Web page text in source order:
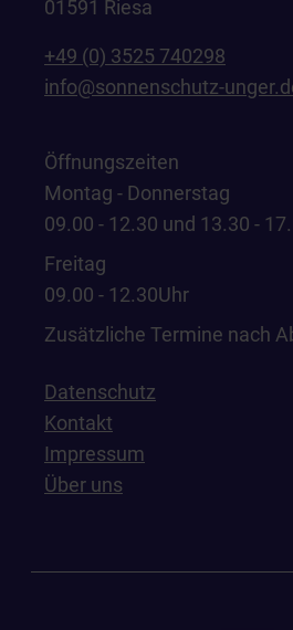
01591 Riesa
+49 (0) 3525 740298
info@sonnenschutz-
Öffnungszeiten
Montag - Donnerstag
09.00 - 12.30 und 13.30 -
Freitag
09.00 - 12.30Uhr
Zusätzliche Termine nach
Datenschutz
Kontakt
Impressum
Über uns